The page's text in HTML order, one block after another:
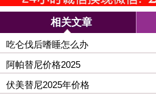
相关文章
吃仑伐后嗜睡怎么办
阿帕替尼价格2025
伏美替尼2025年价格